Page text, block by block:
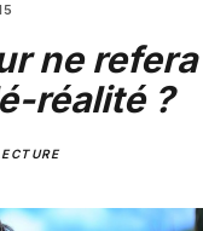
ne refera
réalité ?